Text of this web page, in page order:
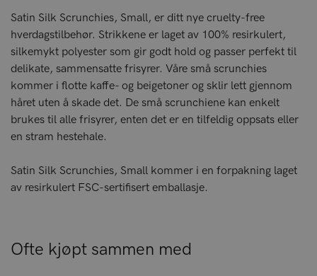
Satin Silk Scrunchies, Small, er ditt nye cruelty-free
hverdagstilbehør. Strikkene er laget av 100% resirkulert,
silkemykt polyester som gir godt hold og passer perfekt til
delikate, sammensatte frisyrer. Våre små scrunchies
kommer i flotte kaffe- og beigetoner og sklir lett gjennom
håret uten å skade det. De små scrunchiene kan enkelt
brukes til alle frisyrer, enten det er en tilfeldig oppsats eller
en stram hestehale.
Satin Silk Scrunchies, Small kommer i en forpakning laget
av resirkulert FSC-sertifisert emballasje.
Ofte kjøpt sammen med